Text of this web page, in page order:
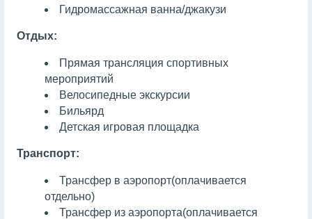
Гидромассажная ванна/джакузи
Отдых:
Прямая трансляция спортивных
мероприятий
Велосипедные экскурсии
Бильярд
Детская игровая площадка
Транспорт:
Трансфер в аэропорт(оплачивается
отдельно)
Трансфер из аэропорта(оплачивается